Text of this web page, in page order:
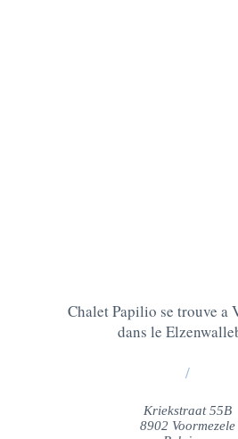
Chalet Papilio se trouve a
dans le
/
Kriekstraat 55B
8902 Voormezele